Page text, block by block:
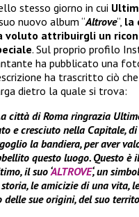
stesso giorno in cui
nuovo album “Altrove“, la
voluto attribuirgli un
. Sul proprio profilo
ha pubblicato una
ha trascritto ciò
dietro la quale si trova:
città di Roma ringrazia
e cresciuto nella Capitale,
la bandiera, per aver
questo luogo. Questo è
il suo ‘ALTROVE‘, un
le amicizie di una vita,
sue origini, del suo